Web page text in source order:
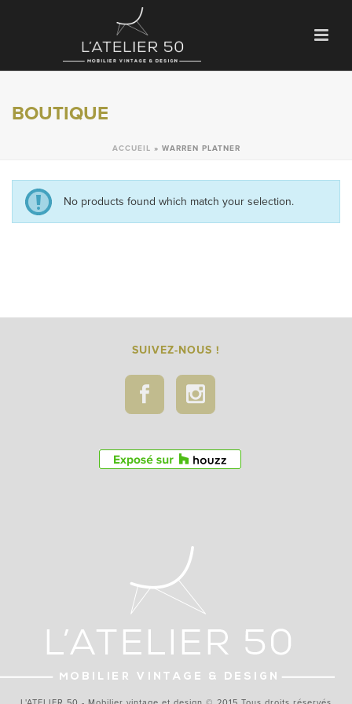
BOUTIQUE
ACCUEIL » WARREN PLATNER
No products found which match your selection.
SUIVEZ-NOUS !